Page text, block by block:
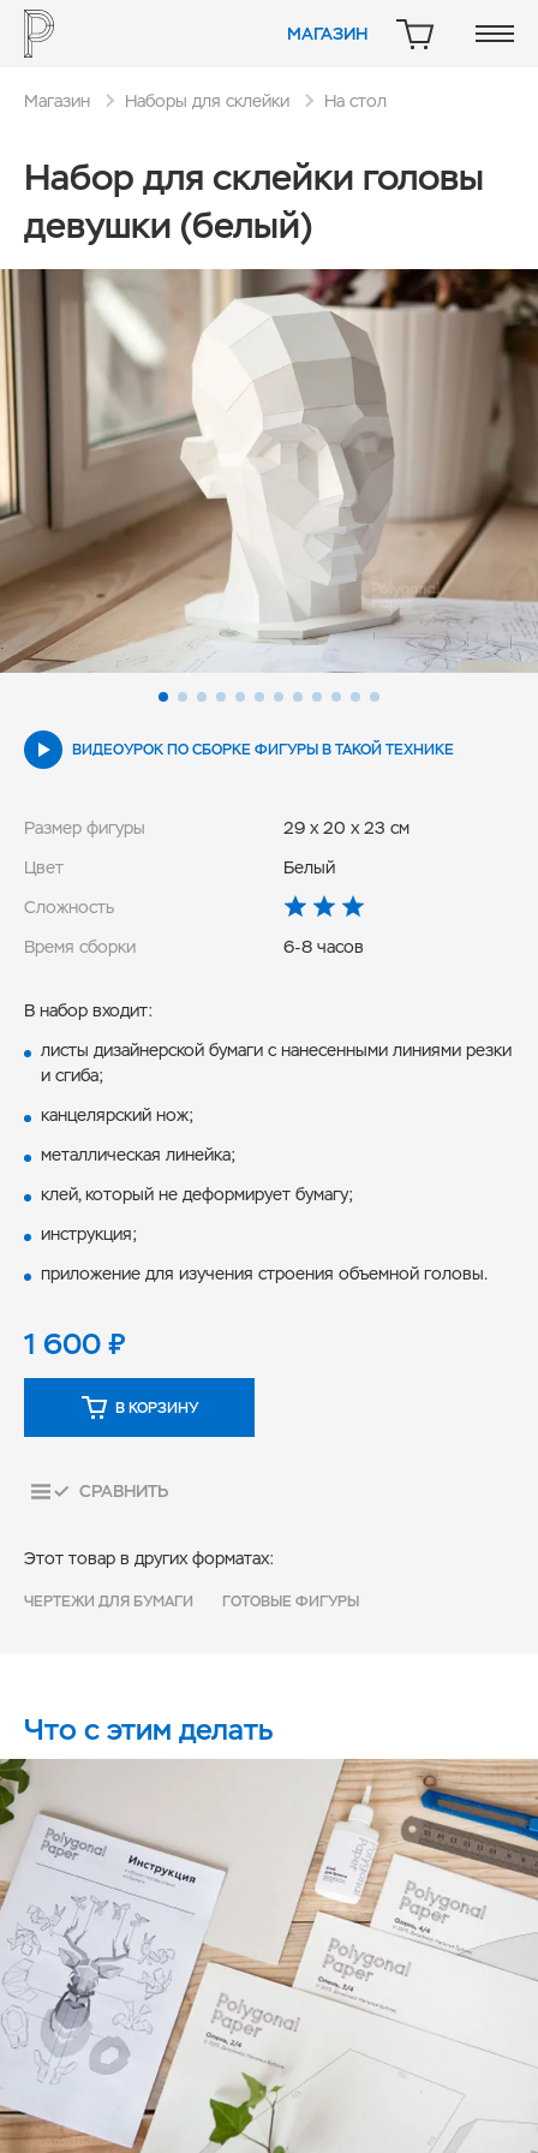
МАГАЗИН КОРЗИНА
Магазин Наборы для склейки На стол
Набор для склейки головы
девушки (белый)
ВИДЕОУРОК ПО СБОРКЕ ФИГУРЫ В ТАКОЙ ТЕХНИКЕ
Размер фигуры
29 x 20 x 23 см
Цвет
Белый
Сложность
Время сборки
6-8 часов
В набор входит:
листы дизайнерской бумаги с нанесенными линиями резки
и сгиба;
канцелярский нож;
металлическая линейка;
клей, который не деформирует бумагу;
инструкция;
приложение для изучения строения объемной головы.
1 600₽
В КОРЗИНУ
СРАВНИТЬ
Этот товар в других форматах:
ЧЕРТЕЖИ ДЛЯ БУМАГИ ГОТОВЫЕ ФИГУРЫ
Что с этим делать